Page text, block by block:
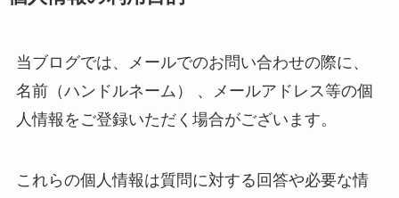
当ブログでは、メールでのお問い合わせの際に、
名前（ハンドルネーム） 、メールアドレス等の個
人情報をご登録いただく場合がございます。
これらの個人情報は質問に対する回答や必要な情